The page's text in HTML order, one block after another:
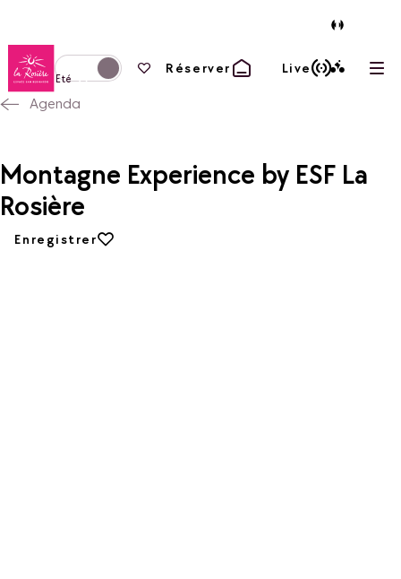
Retour à la page d'accueil
Basculer l'affichage en mode hiver
Eté
Vos favoris
Réserver Live
Agenda
Montagne Experience by ESF La
Rosière
Enregistrer
aux favoris